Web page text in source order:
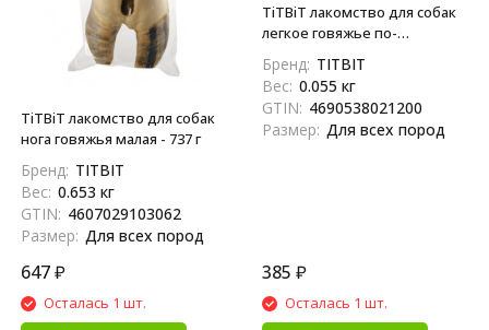
TiTBiT лакомство для собак
нога говяжья малая - 737 г
Бренд: TITBIT
Вес: 0.653 кг
GTIN: 4607029103062
Размер: Для всех пород
647₽
Осталась 1 шт.
TiTBiT лакомство для собак
легкое говяжье по-
Бренд: TITBIT
Вес: 0.055 кг
GTIN: 4690538021200
Размер: Для всех пород
385 ₽
Осталась 1 шт.